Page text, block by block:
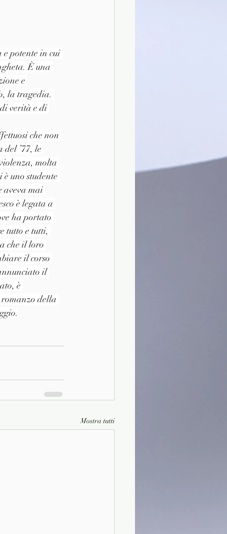
e potente in cui
È una
e
la tragedia.
verità e di
che non
’77, le
molta
uno studente
aveva mai
è legata a
ha portato
tutto e tutti,
che il loro
il corso
il
è
della
Mostra tutti